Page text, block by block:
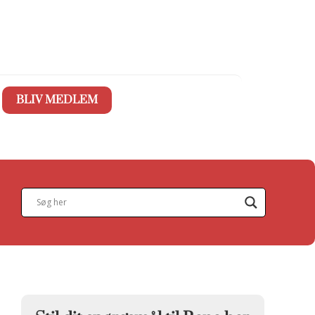
BLIV MEDLEM